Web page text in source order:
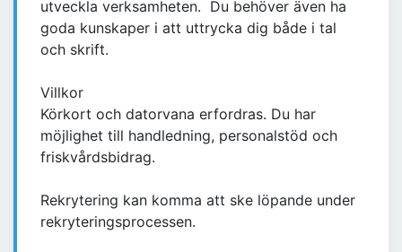
utveckla verksamheten. Du behöver även ha
goda kunskaper i att uttrycka dig både i tal
och skrift.
Villkor
Körkort och datorvana erfordras. Du har
möjlighet till handledning, personalstöd och
friskvårdsbidrag.
Rekrytering kan komma att ske löpande under
rekryteringsprocessen.